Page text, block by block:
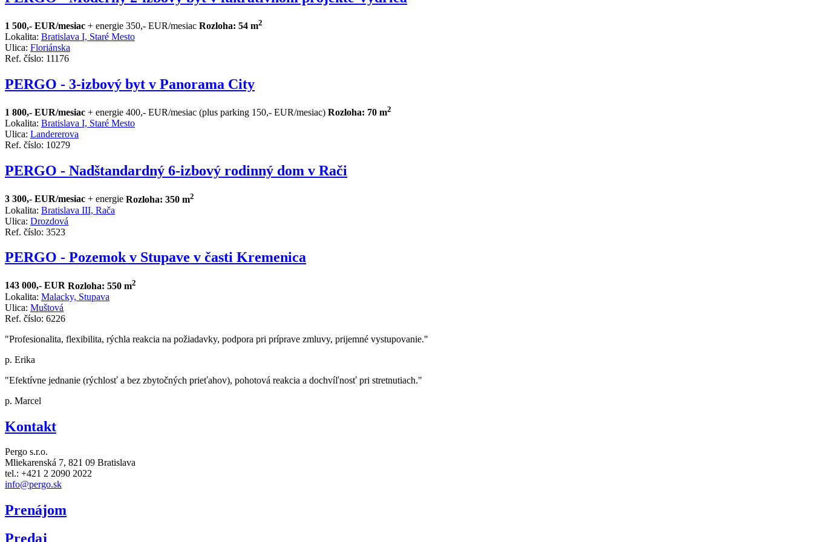
1 500,- EUR/mesiac + energie 350,- EUR/mesiac Rozloha: 54 m2
Lokalita: Bratislava I, Staré Mesto
Ulica: Floriánska
Ref. číslo: 11176
PERGO - 3-izbový byt v Panorama City
1 800,- EUR/mesiac + energie 400,- EUR/mesiac (plus parking 150,- EUR/mesiac) Rozloha: 70 m2
Lokalita: Bratislava I, Staré Mesto
Ulica: Landererova
Ref. číslo: 10279
PERGO - Nadštandardný 6-izbový rodinný dom v Rači
3 300,- EUR/mesiac + energie Rozloha: 350 m2
Lokalita: Bratislava III, Rača
Ulica: Drozdová
Ref. číslo: 3523
PERGO - Pozemok v Stupave v časti Kremenica
143 000,- EUR Rozloha: 550 m2
Lokalita: Malacky, Stupava
Ulica: Muštová
Ref. číslo: 6226
"Profesionalita, flexibilita, rýchla reakcia na požiadavky, podpora pri príprave zmluvy, prijemné vystupovanie."
p. Erika
"Efektívne jednanie (rýchlosť a bez zbytočných prieťahov), pohotová reakcia a dochvíľnosť pri stretnutiach."
p. Marcel
Kontakt
Pergo s.r.o.
Mliekarenská 7, 821 09 Bratislava
tel.: +421 2 2090 2022
info@pergo.sk
Prenájom
Predaj